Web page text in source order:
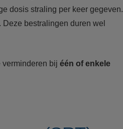
dosis straling per keer gegeven.
bestralingen duren wel
verminderen bij één of enkele